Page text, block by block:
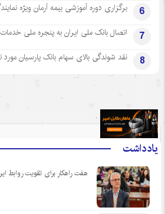
6 برگزاری دوره آموزشی بیمه آرمان ویژه
7 اتصال بانک ملی ایران به پنجره ملی
8 نقد شوندگی بالای سهام بانک پارسیان
یادداشت
هفت راهکار برای تقویت روابط
.